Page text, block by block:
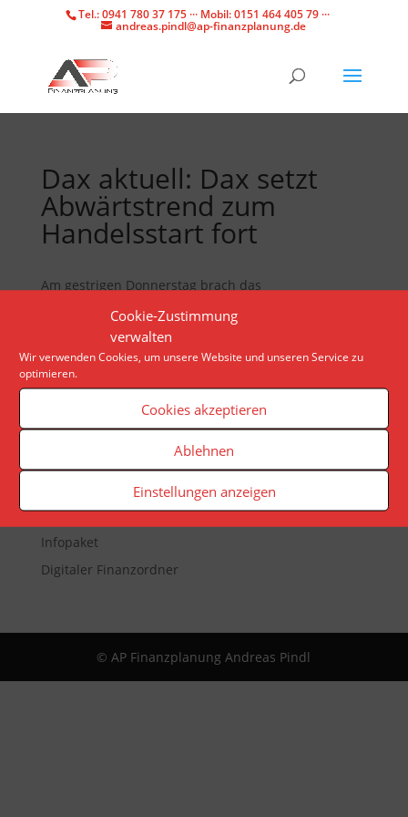
Cookie-Zustimmung
verwalten
Wir verwenden Cookies, um unsere Website und unseren Service zu
optimieren.
Cookies akzeptieren
Ablehnen
Einstellungen anzeigen
Tel.: 0941 780 37 175 ··· Mobil: 0151 464 405 79 ···
andreas.pindl@ap-finanzplanung.de
Dax aktuell: Dax setzt
Abwärtstrend zum
Handelsstart fort
Am gestrigen Donnerstag brach das
Börsenbarometer massiv ein. Die Wall Street in den
USA verzeichnete hingegen Rekorde. Dem Dax hilft
das am Freitag zunächst nicht.
Veranstaltungen
App
Infopaket
Digitaler Finanzordner
© AP Finanzplanung Andreas Pindl